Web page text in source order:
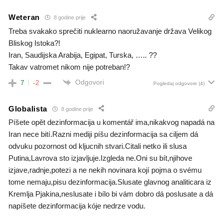
Weteran 8 godine prije
Treba svakako sprečiti nuklearno naoružavanje država Velikog
Bliskog Istoka?!
Iran, Saudijska Arabija, Egipat, Turska, ….. ??
Takav vatromet nikom nije potreban!?
7 -2 Odgovori Pogledaj odgovore (4)
Globalista 8 godine prije
Píšete opět dezinformacija u komentář ima,nikakvog napadá na
Iran nece bití.Razni mediji píšu dezinformacija sa ciljem dá
odvuku pozornost od kljucnih stvari.Citali netko ili slusa
Putina,Lavrova sto izjavljuje.Izgleda ne.Oni su bít,njihove
izjave,radnje,potezi a ne nekih novinara kojí pojma o svému
tome nemaju,pisu dezinformacija.Slusate glavnog analiticara iz
Kremlja Pjakina,neslusate i bílo bi vám dobro dá poslusate a dá
napíšete dezinformacija kóje nedrze vodu.